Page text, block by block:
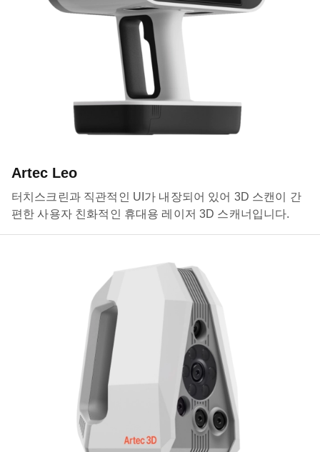
Artec Leo
터치스크린과 직관적인 UI가 내장되어 있어 3D 스캔이 간
편한 사용자 친화적인 휴대용 레이저 3D 스캐너입니다.